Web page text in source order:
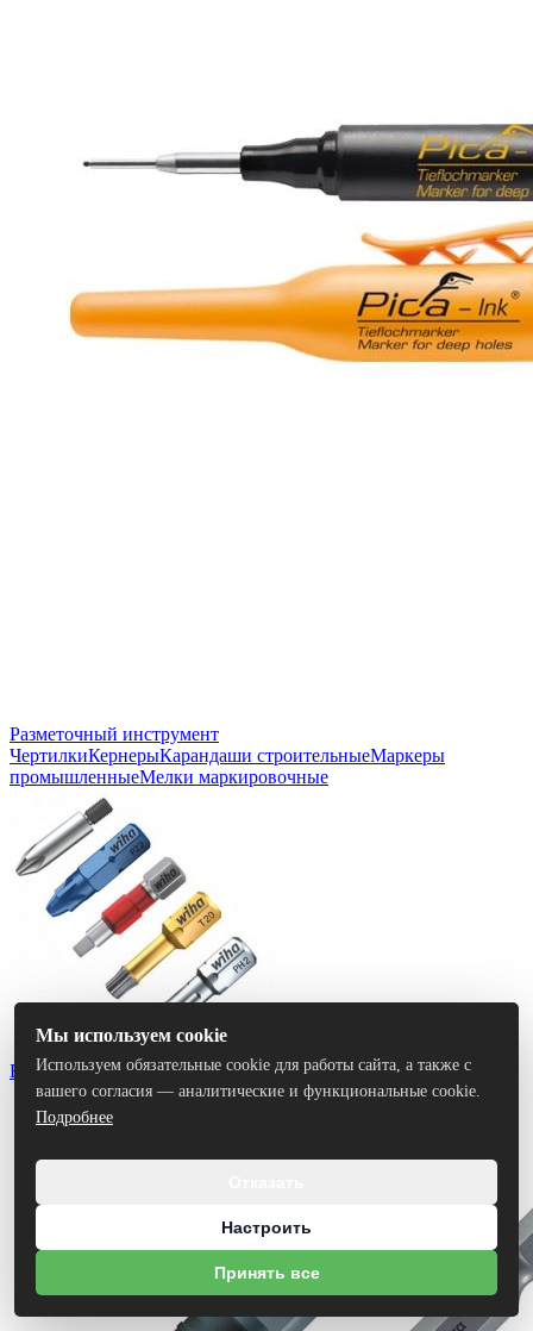
Разметочный инструмент
ЧертилкиКернерыКарандаши строительныеМаркеры
промышленныеМелки маркировочные
Биты
Мы используем cookie
Используем обязательные cookie для работы сайта, а также с
вашего согласия — аналитические и функциональные cookie.
Подробнее
Настроить
Принять все